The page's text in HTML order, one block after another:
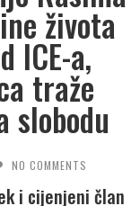
života
ICE-a,
traže
slobodu
NO COMMENTS
i cijenjeni član